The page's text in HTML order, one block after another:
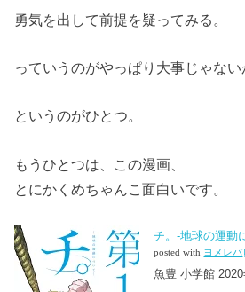
勇気を出して前提を疑ってみる。
っていうのがやっぱり大事じゃない
というのがひとつ。
もうひとつは、この漫画、
とにかくめちゃんこ面白いです。
チ。-地球の運動
posted with ヨメレバ
魚豊 小学館